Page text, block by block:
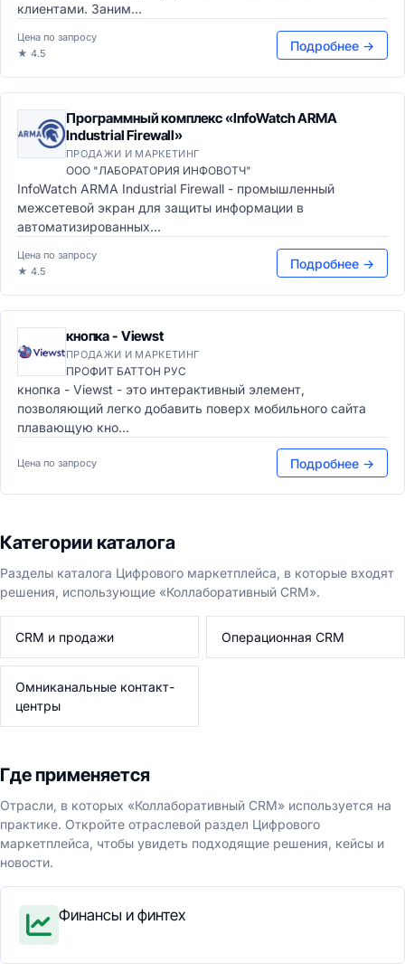
клиентами. Заним...
Цена по запросу
★ 4.5
Подробнее →
Программный комплекс «InfoWatch ARMA
Industrial Firewall»
ПРОДАЖИ И МАРКЕТИНГ
ООО "ЛАБОРАТОРИЯ ИНФОВОТЧ"
InfoWatch ARMA Industrial Firewall - промышленный
межсетевой экран для защиты информации в
автоматизированных...
Цена по запросу
★ 4.5
Подробнее →
кнопка - Viewst
ПРОДАЖИ И МАРКЕТИНГ
ПРОФИТ БАТТОН РУС
кнопка - Viewst - это интерактивный элемент,
позволяющий легко добавить поверх мобильного сайта
плавающую кно...
Цена по запросу Подробнее →
Категории каталога
Разделы каталога Цифрового маркетплейса, в которые входят
решения, использующие «Коллаборативный CRM».
CRM и продажи Операционная CRM
Омниканальные контакт-
центры
Где применяется
Отрасли, в которых «Коллаборативный CRM» используется на
практике. Откройте отраслевой раздел Цифрового
маркетплейса, чтобы увидеть подходящие решения, кейсы и
новости.
Финансы и финтех